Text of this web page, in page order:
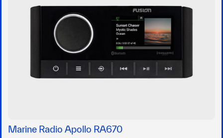
Marine Radio Apollo RA670